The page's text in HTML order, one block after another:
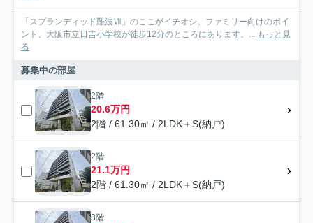
「スプランディッド難波Ⅶ」のここがイチオシ。ファミリー向けのポイ
ント、大阪市立日吉小学校が徒歩12分のところにあります。... もっと見
る
募集中の部屋
2階
20.6万円
2階 / 61.30㎡ / 2LDK＋S(納戸)
2階
21.1万円
2階 / 61.30㎡ / 2LDK＋S(納戸)
3階